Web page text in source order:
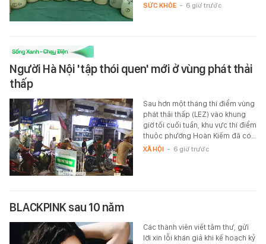
SỨC KHỎE - 6 giờ trước
Người Hà Nội 'tập thói quen' mới ở vùng phát thải
thấp
Sau hơn một tháng thí điểm vùng
phát thải thấp (LEZ) vào khung
giờ tối cuối tuần, khu vực thí điểm
thuộc phường Hoàn Kiếm đã có…
XÃ HỘI - 6 giờ trước
BLACKPINK sau 10 năm
Các thành viên viết tâm thư, gửi
lời xin lỗi khán giả khi kế hoạch kỷ